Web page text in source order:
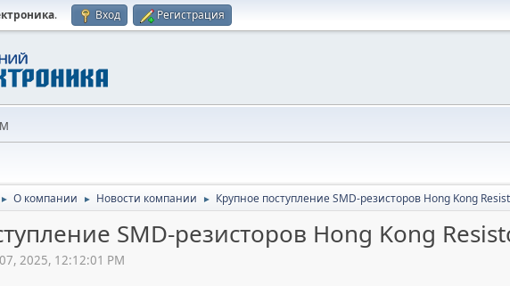
. Вход Регистрация
► О компании ► Новости компании ► Крупное поступление SMD-резисторов Hong Kong
SMD-резисторов Hong Kong
2025, 12:12:01 PM